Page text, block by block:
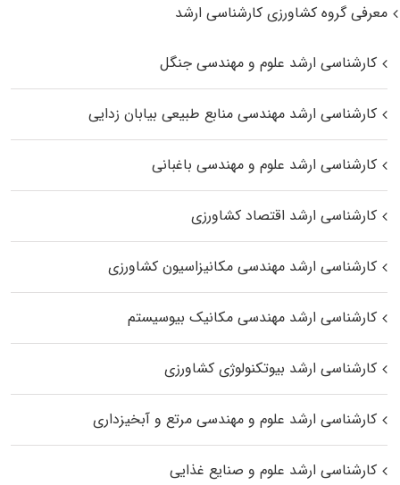
معرفی گروه کشاورزی کارشناسی ارشد
کارشناسی ارشد علوم و مهندسی جنگل
کارشناسی ارشد مهندسی منابع طبیعی بیابان زدایی
کارشناسی ارشد علوم و مهندسی باغبانی
کارشناسی ارشد اقتصاد کشاورزی
کارشناسی ارشد مهندسی مکانیزاسیون کشاورزی
کارشناسی ارشد مهندسی مکانیک بیوسیستم
کارشناسی ارشد بیوتکنولوژی کشاورزی
کارشناسی ارشد علوم و مهندسی مرتع و آبخیزداری
کارشناسی ارشد علوم و صنایع غذایی